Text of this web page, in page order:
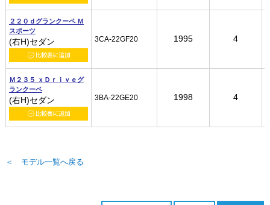
２２０ｄグランクーペ Ｍ
スポーツ
(右H)セダン 3CA-22GF20 1995 4
Ｍ２３５ ｘＤｒｉｖｅグ
ランクーペ
(右H)セダン 3BA-22GE20 1998 4
２２０ｄグランクーペ Ｍ
スポーツ
(右H)セダン 3CA-22GF20 1995 4
Ｍ２３５ ｘＤｒｉｖｅグ
ランクーペ
(右H)セダン 3BA-22GE20 1998 4
２２０ｄグランクーペ Ｍ
スポーツ
(右H)セダン 3CA-22GF20 1995 4
Ｍ２３５ ｘＤｒｉｖｅグ
ランクーペ
(右H)セダン 3BA-22GE20 1998 4
２２０ｄグランクーペ Ｍ
スポーツ
(右H)セダン 3CA-22GF20 1995 4
Ｍ２３５ ｘＤｒｉｖｅグ
ランクーペ
(右H)セダン 3BA-22GE20 1998 4
＜ モデル一覧へ戻る